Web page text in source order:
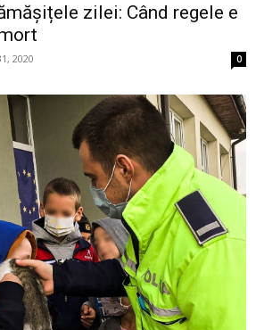
zilei: Când regele e
2020 0